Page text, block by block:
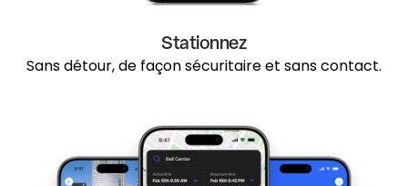
Stationnez
Sans détour, de façon sécuritaire et sans contact.